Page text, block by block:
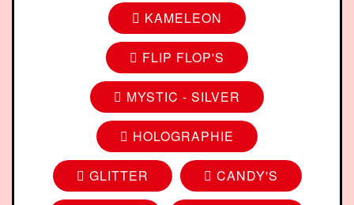
KAMELEON
FLIP FLOP'S
MYSTIC - SILVER
HOLOGRAPHIE
GLITTER CANDY'S